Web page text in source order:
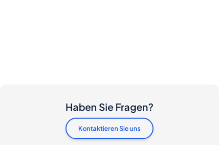
Haben Sie Fragen?
Kontaktieren Sie uns